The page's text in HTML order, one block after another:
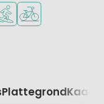
sporten
Fietsverhuur
PlattegrondKaart